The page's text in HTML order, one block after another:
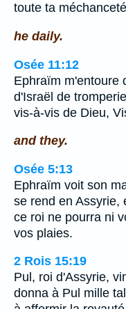
toute ta
he daily.
Osée 11:12
Ephraïm m'entoure
d'Israël de
vis-à-vis de Dieu,
and they.
Osée 5:13
Ephraïm voit son
se rend en Assyrie,
ce roi ne pourra ni
vos plaies.
2 Rois 15:19
Pul, roi d'Assyrie,
donna à Pul mille